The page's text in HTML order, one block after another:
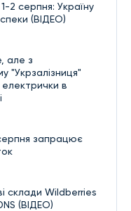
2 серпня: Україну
(ВІДЕО)
але з
"Укрзалізниця"
електрички в
запрацює
склади Wildberries
(ВІДЕО)